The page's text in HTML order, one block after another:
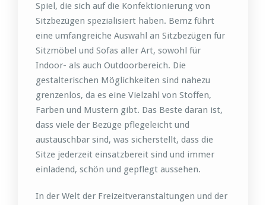
Spiel, die sich auf die Konfektionierung von
Sitzbezügen spezialisiert haben. Bemz führt
eine umfangreiche Auswahl an Sitzbezügen für
Sitzmöbel und Sofas aller Art, sowohl für
Indoor- als auch Outdoorbereich. Die
gestalterischen Möglichkeiten sind nahezu
grenzenlos, da es eine Vielzahl von Stoffen,
Farben und Mustern gibt. Das Beste daran ist,
dass viele der Bezüge pflegeleicht und
austauschbar sind, was sicherstellt, dass die
Sitze jederzeit einsatzbereit sind und immer
einladend, schön und gepflegt aussehen.
In der Welt der Freizeitveranstaltungen und der